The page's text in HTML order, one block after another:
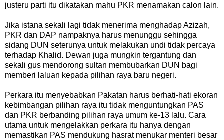
justeru parti itu dikatakan mahu PKR menamakan calon lain.
Jika istana sekali lagi tidak menerima menghadap Azizah,
PKR dan DAP nampaknya harus menunggu sehingga
sidang DUN seterunya untuk melakukan undi tidak percaya
terhadap Khalid. Dewan juga mungkin tergantung dan
sekali gus mendorong sultan membubarkan DUN bagi
memberi laluan kepada pilihan raya baru negeri.
Perkara itu menyebabkan Pakatan harus berhati-hati ekoran
kebimbangan pilihan raya itu tidak menguntungkan PAS
dan PKR berbanding pilihan raya umum ke-13 lalu. Cara
utama untuk mengelakkan perkara itu hanya dengan
memastikan PAS mendukung hasrat menukar menteri besar